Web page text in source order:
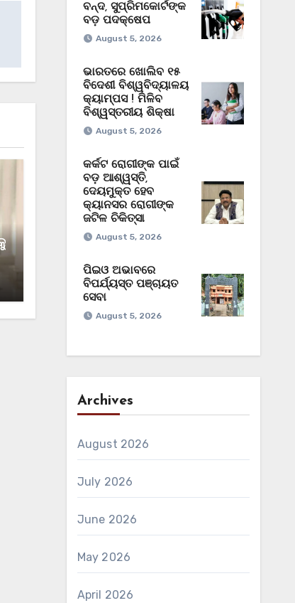
ବନ୍ଦ, ସୁପ୍ରିମକୋର୍ଟଙ୍କ
ବଡ଼ ପଦକ୍ଷେପ
August 5, 2026
ଭାରତରେ ଖୋଲିବ ୧୫
ବିଦେଶୀ ବିଶ୍ୱବିଦ୍ୟାଳୟ
କ୍ୟାମ୍ପସ ! ମିଳିବ
ବିଶ୍ୱସ୍ତରୀୟ ଶିକ୍ଷା
August 5, 2026
କର୍କଟ ରୋଗୀଙ୍କ ପାଇଁ
ବଡ଼ ଆଶ୍ୱସ୍ତି,
ଦେୟମୁକ୍ତ ହେବ
କ୍ୟାନସର ରୋଗୀଙ୍କ
ଜଟିଳ ଚିକିତ୍ସା
August 5, 2026
ପିଇଓ ଅଭାବରେ
ବିପର୍ଯ୍ୟସ୍ତ ପଞ୍ଚାୟତ
ସେବା
August 5, 2026
Archives
August 2026
July 2026
June 2026
May 2026
April 2026